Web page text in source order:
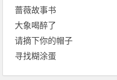
蔷薇故事书
大象喝醉了
请摘下你的帽子
寻找糊涂蛋